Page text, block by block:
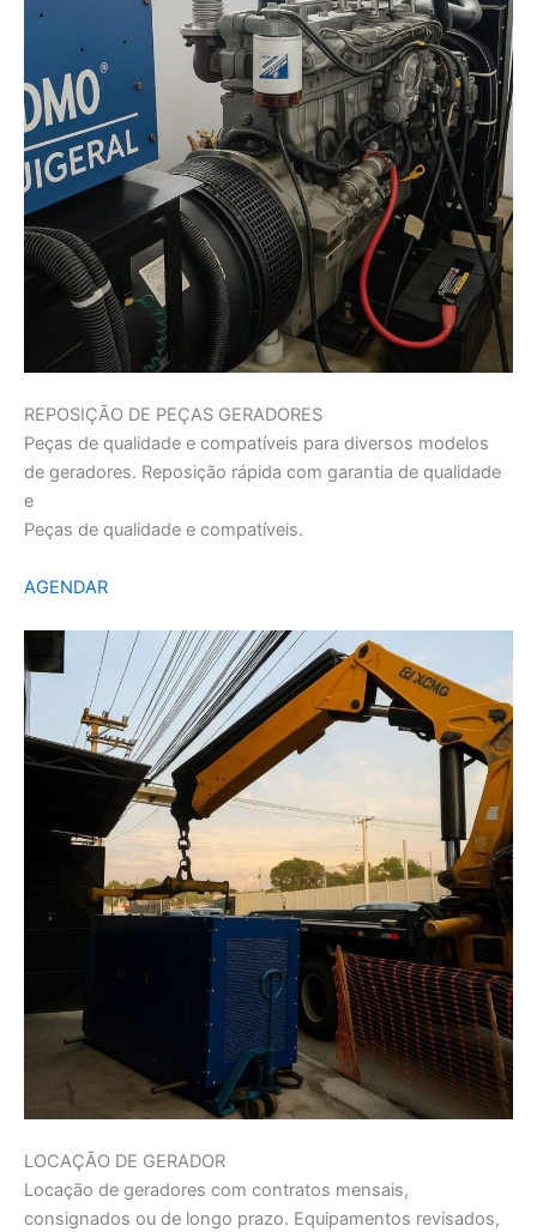
REPOSIÇÃO DE PEÇAS GERADORES
Peças de qualidade e compatíveis para diversos modelos
de geradores. Reposição rápida com garantia de qualidade
e
Peças de qualidade e compatíveis.
AGENDAR
LOCAÇÃO DE GERADOR
Locação de geradores com contratos mensais,
consignados ou de longo prazo. Equipamentos revisados,